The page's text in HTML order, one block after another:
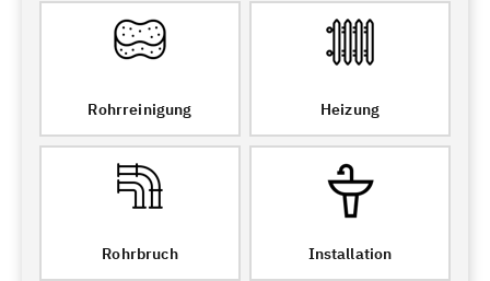
Rohrreinigung Heizung
Rohrbruch Installation